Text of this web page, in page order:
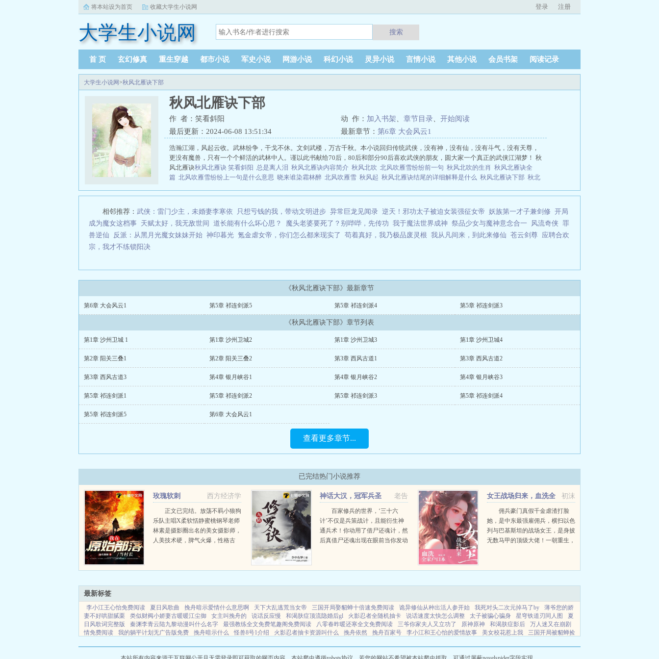
将本站设为首页 收藏大学生小说网 登录 注册
大学生小说网 搜索
首 页 玄幻修真 重生穿越 都市小说 军史小说 网游小说 科幻小说 灵异小说 言情小说 其他小说 会员书架 阅读记录
大学生小说网>秋风北雁诀下部
秋风北雁诀下部
作 者：笑看斜阳 动 作： 加入书架 章节目录
开始阅读
最后更新：2024-06-08 13:51:34
最新章节： 第6章 大会风云1
浩瀚江湖，风起云收。武林纷争，干戈不休。文剑武楼，万古千秋。本小说回归传统武侠，没有神，没有仙，没有斗气，没有天尊，
更没有魔兽，只有一个个鲜活的武林中人。谨以此书献给70后，80后和部分90后喜欢武侠的朋友，圆大家一个真正的武侠江湖梦！ 秋
风北雁诀秋风北雁诀 笑看斜阳 总是离人泪 秋风北雁诀内容简介 秋风北吹 北风吹雁雪纷纷前一句 秋风北吹的生肖 秋风北雁诀全
篇 北风吹雁雪纷纷上一句是什么意思 晓来谁染霜林醉 北风吹雁雪 秋风起 秋风北雁诀结尾的详细解释是什么 秋风北雁诀下部 秋北
雁诀下部完结了吗秋风北雁诀结尾屈指秋风与雁期秋风 北风秋风紧北风 秋月秋风北雁诀下部写了吗秋风北雁诀6部曲顺序
相邻推荐： 武侠：雷门少主，未婚妻李寒依 只想亏钱的我，带动文明进步 异常巨龙见闻录 逆天！邪功太子被迫女装强征女帝 妖族第一才子兼剑修 开局
成为魔女这档事 天赋太好，我无敌世间 道长能有什么坏心思？ 魔头老婆要死了？别哔哔，先传功 我于魔法世界成神 祭品少女与魔神意念合一 风流奇侠 罪
兽逆仙
反派：从黑月光魔女妹妹开始 神印暮光 氪金虐女帝，你们怎么都来现实了 苟着真好，我乃极品废灵根 我从凡间来，到此来修仙 苍云剑尊
应聘合欢
宗，我才不练锁阳决
《秋风北雁诀下部》最新章节
第6章 大会风云1 第5章 祁连剑派5 第5章 祁连剑派4 第5章 祁连剑派3
《秋风北雁诀下部》章节列表
第1章 沙州卫城 1 第1章 沙州卫城2 第1章 沙州卫城3 第1章 沙州卫城4
第2章 阳关三叠1 第2章 阳关三叠2 第3章 西风古道1 第3章 西风古道2
第3章 西风古道3 第4章 银月峡谷1 第4章 银月峡谷2 第4章 银月峡谷3
第5章 祁连剑派1 第5章 祁连剑派2 第5章 祁连剑派3 第5章 祁连剑派4
第5章 祁连剑派5 第6章 大会风云1
查看更多章节...
已完结热门小说推荐
西方经济学
玫瑰软刺
正文已完结。放荡不羁小狼狗
乐队主唱X柔软恬静蜜桃钢琴老师
林素是摄影圈出名的美女摄影师，
人美技术硬，脾气火爆，性格古
性的林素，在陶牧之面前却是...
老告
神话大汉，冠军兵圣
百家修兵的世界，‘三十六
计’不仅是兵策战计，且能衍生神
通兵术！你动用了借尸还魂计，然
后真借尸还魂出现在眼前当你发动
去无踪的突袭你使用了以逸待劳，
初沫
女王战场归来，血洗全
家户口本
佣兵豪门真假千金虐渣打脸
她，是中东最强雇佣兵，横扫以色
列与巴基斯坦的战场女王，是身披
无数马甲的顶级大佬！一朝重生，
做血库抽干了全身血液？身在医学
最新标签
李小江王心怡免费阅读 夏日风歌曲 挽舟暗示爱情什么意思啊 天下大乱逃荒当女帝 三国开局娶貂蝉十倍速免费阅读 诡异修仙从种出活人参开始 我死对头二次元掉马了by
薄爷您的娇
妻不好哄甜腻栗
类似财阀小娇妻古暖暖江尘御 女主叫挽舟的 说话反应慢 和渴肤症顶流隐婚后gl 火影忍者全随机抽卡 说话速度太快怎么调整 太子被骗心骗身 星穹铁道刃同人图
夏
日风歌词完整版
秦渊李青云陆九黎动漫叫什么名字 最强教练全文免费笔趣阁免费阅读 八零春昨暖还寒全文免费阅读 三爷你家夫人又立功了 原神原神 和渴肤症影后
万人迷又在崩剧
情免费阅读
我的躺平计划无广告版免费 挽舟暗示什么 怪兽8号1介绍 火影忍者抽卡资源叫什么 挽舟依然 挽舟百家号 李小江和王心怡的爱情故事 美女校花惹上我
三国开局被貂蝉捡
市创造进化游戏全文免费
我死对头2次元掉马 万人迷又把剧情搞崩了txt 薄少的野蛮小娇妻最新章节 掌阅中文 无赖全文免费阅读 我在都市养怪兽 契约魅魔纹汉化版
原著佛爷副官妻
太子真是修仙者短剧在线观看 说话反应快是情商还是智商 快穿之花妖宿主又美又飒最新章节列 徐云雾霍星延全文免费阅读 无赖天尊全本免费阅读 满朝文武偷听我心声林微